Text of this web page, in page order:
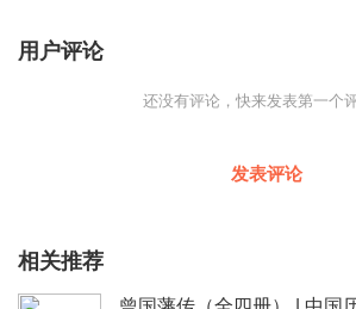
用户评论
还没有评论，快来发表第一个
发表评论
相关推荐